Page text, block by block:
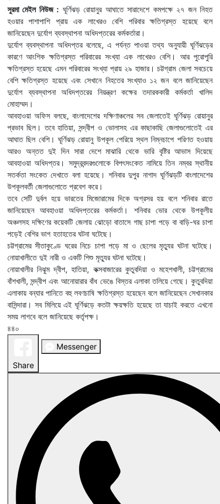
সুরমা মেইল নিউজ : ঘূর্ণিঝড় রোয়ানুর আঘাতে সারাদেশে কমপক্ষে ২৭ জন নিহত
হওয়ার পাশাপাশি প্রায় এক লাখেরও বেশি পরিবার ক্ষতিগ্রস্ত হয়েছে বলে
জানিয়েছেন দুর্যোগ ব্যবস্থাপনা অধিদপ্তরের কর্মকর্তারা।
দুর্যোগ ব্যবস্থাপনা অধিদপ্তর বলেছে, এ পর্যন্ত পাওয়া তথ্য অনুযায়ী ঘূর্ণিঝড়ের
কারণে আংশিক ক্ষতিগ্রস্ত পরিবারের সংখ্যা এক লাখেরও বেশি। আর পুরোপুরি
ক্ষতিগ্রস্ত হয়েছে এমন পরিবারের সংখ্যা প্রায় ২৯ হাজার। চট্টগ্রাম জেলা সবচেয়ে
বেশি ক্ষতিগ্রস্ত হয়েছে এবং সেখানে নিহতের সংখ্যাও ১২ জন বলে জানিয়েছেন
দুর্যোগ ব্যবস্থাপনা অধিদপ্তরের নিয়ন্ত্রণ কক্ষের তদারককারী কর্মকর্তা খালিদ
মোহাম্মদ।
আবহাওয়া অফিস বলছে, বাংলাদেশের দক্ষিণাঞ্চলের সব জেলাতেই ঘূর্ণিঝড় রোয়ানুর
প্রভাব ছিল। তবে হাতিয়া, সন্দ্বীপ ও ভোলাসহ এর কাছাকাছি জেলাগুলোতেই এর
আঘাত ছিল বেশি। ঘূর্ণিঝড় রোয়ানু উপকূল পেরিয়ে স্থল নিম্নচাপে পরিণত হওয়ায়
আরও অন্তত দুই দিন সারা দেশে মাঝারি থেকে ভারি বৃষ্টির আভাস দিয়েছে
আবহাওয়া অধিদপ্তর। সমুদ্রবন্দরগুলোকে বিপৎসংকেত নামিয়ে তিন নম্বর স্থানীয়
সতর্কতা সংকেত দেখাতে বলা হয়েছে। শনিবার দুপুর নাগাদ ঘূর্ণিঝড়টি বাংলাদেশের
উপকূলবর্তী জেলাগুলোতে প্রবেশ করে।
তবে সেটি দুর্বল হয়ে ভারতের মিজোরামের দিকে অগ্রসর হয় বলে শনিবার রাতে
জানিয়েছেন আবহাওয়া অধিদপ্তরের কর্মকর্তা। শনিবার ভোর থেকে উপকূলীয়
অঞ্চলসহ দক্ষিণের কয়েকটি জেলায় ঝোড়ো বাতাসে গাছ চাপা পড়ে বা বাড়ি-ঘর চাপা
পড়েই বেশির ভাগ হতাহতের ঘটনা ঘটেছে।
চট্টগ্রামের সীতাকুণ্ডে ঘরের নিচে চাপা পড়ে মা ও ছেলের মৃত্যুর ঘটনা ঘটেছে।
নোয়াখালীতে দুই নারী ও একটি শিশু মৃত্যুর ঘটনা ঘটেছে।
নোয়াখালীর নিঝুম দ্বীপ, হাতিয়া, কক্সবাজারের কুতুবদিয়া ও মহেশখালী, চট্টগ্রামের
বাঁশখালী, সন্দ্বীপ এবং আনোয়ারার বাঁধ ভেঙে বিস্তর এলাকা তলিয়ে গেছে। কুতুবদিয়া
এলাকায় বন্যার পানিতে বহু লবণচাষি ক্ষতিগ্রস্ত হয়েছেন বলে জানিয়েছেন সেখানকার
বাসিন্দারা। সব মিলিয়ে এই ঘূর্ণিঝড়ে কতটা ক্ষয়ক্ষতি হয়েছে তা যাচাই করতে এখনো
সময় লাগবে বলে জানিয়েছে কর্তৃপক্ষ।
৪৪০
Share
Messenger